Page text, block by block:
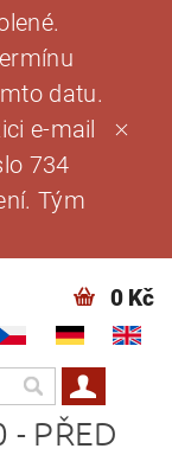
datu.
e-mail
734
Tým
0 Kč
PŘED